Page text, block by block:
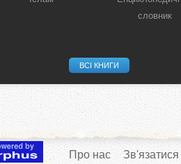
словник
ВСІ КНИГИ
Про нас